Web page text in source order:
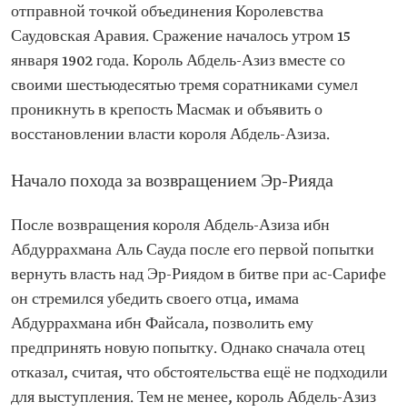
отправной точкой объединения Королевства
Саудовская Аравия. Сражение началось утром 15
января 1902 года. Король Абдель-Азиз вместе со
своими шестьюдесятью тремя соратниками сумел
проникнуть в крепость Масмак и объявить о
восстановлении власти короля Абдель-Азиза.
Начало похода за возвращением Эр-Рияда
После возвращения короля Абдель-Азиза ибн
Абдуррахмана Аль Сауда после его первой попытки
вернуть власть над Эр-Риядом в битве при ас-Сарифе
он стремился убедить своего отца, имама
Абдуррахмана ибн Файсала, позволить ему
предпринять новую попытку. Однако сначала отец
отказал, считая, что обстоятельства ещё не подходили
для выступления. Тем не менее, король Абдель-Азиз